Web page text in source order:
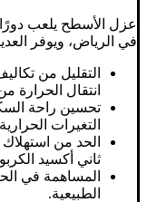
عزل الأسطح يلعب
في الرياض، ويوفر
التقليل من
انتقال الحرارة
تحسين راحة
التغيرات
الحد من استهلاك
ثاني أكسيد
المساهمة في
الطبيعية.